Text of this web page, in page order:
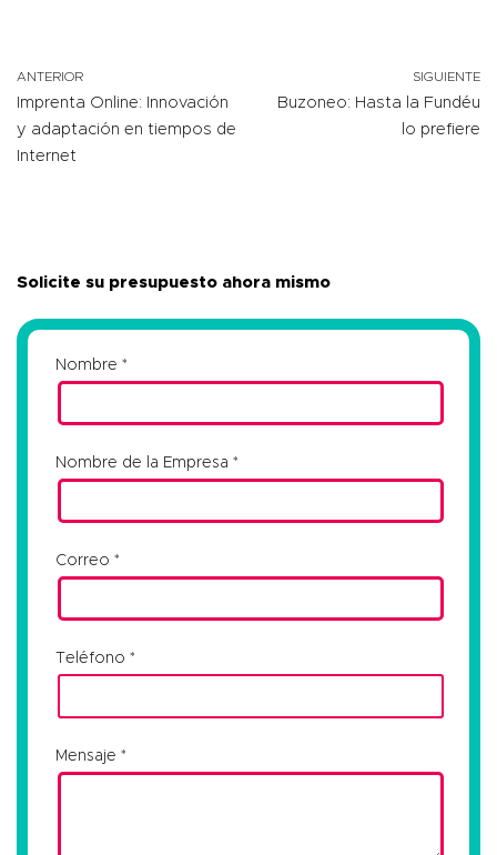
ANTERIOR
Imprenta Online: Innovación
y adaptación en tiempos de
Internet
SIGUIENTE
Buzoneo: Hasta la Fundéu
lo prefiere
Solicite su presupuesto ahora mismo
Nombre
Nombre de la Empresa
Correo
Teléfono
Mensaje